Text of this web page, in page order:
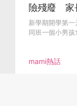
mami熱話
險殘廢 家
同學
新學期開學第
同班一個小男